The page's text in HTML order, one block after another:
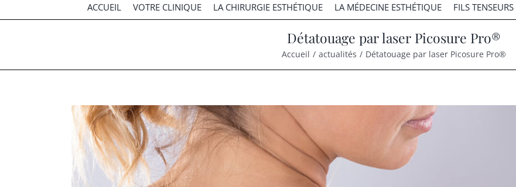
ACCUEIL VOTRE CLINIQUE LA CHIRURGIE ESTHÉTIQUE LA MÉDECINE ESTHÉTIQUE FILS TENSEURS
Détatouage par laser Picosure Pro®
Accueil / actualités / Détatouage par laser Picosure Pro®